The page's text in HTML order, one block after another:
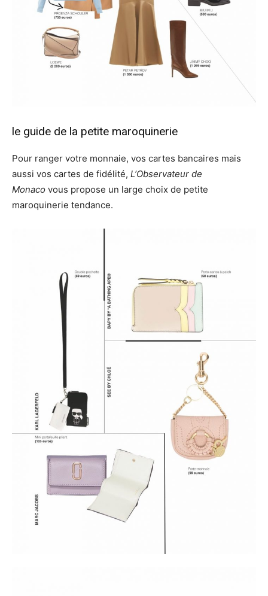
le guide de la petite maroquinerie
Pour ranger votre monnaie, vos cartes bancaires mais
aussi vos cartes de fidélité, L’Observateur de
Monaco vous propose un large choix de petite
maroquinerie tendance.